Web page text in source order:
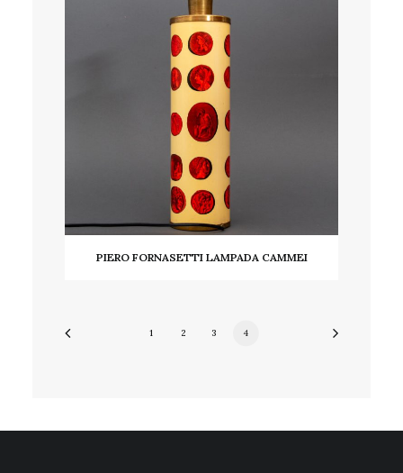
PIERO FORNASETTI LAMPADA CAMMEI
1 2 3 4